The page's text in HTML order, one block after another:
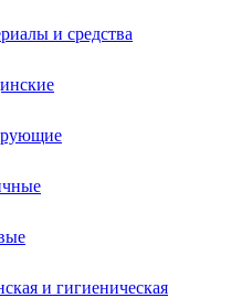
и средства
и гигиеническая